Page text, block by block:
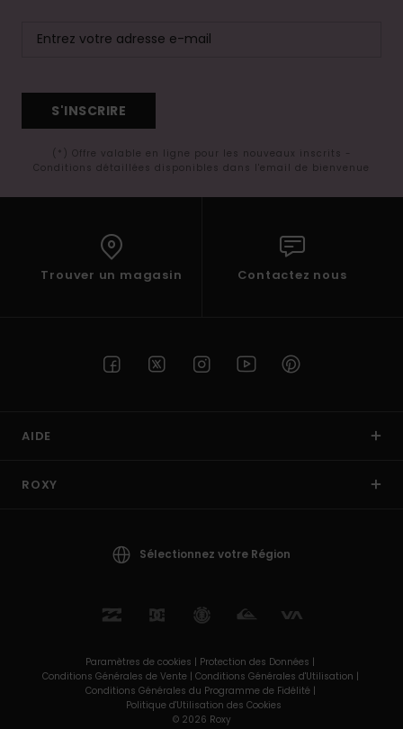
S'INSCRIRE
(*) Offre valable en ligne pour les nouveaux inscrits -
Conditions détaillées disponibles dans l'email de bienvenue
Trouver un magasin Contactez nous
AIDE
ROXY
Sélectionnez votre Région
Paramètres de cookies | Protection des Données |
Conditions Générales de Vente | Conditions Générales d'Utilisation |
Conditions Générales du Programme de Fidélité |
Politique d'Utilisation des Cookies
© 2026 Roxy